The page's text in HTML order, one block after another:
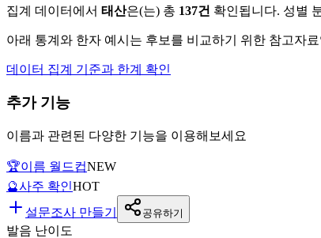
집계 데이터에서 태산은(는) 총 137건 확인됩니다. 성별
아래 통계와 한자 예시는 후보를 비교하기 위한 참고자
데이터 집계 기준과 한계 확인
추가 기능
이름과 관련된 다양한 기능을 이용해보세요
🏆이름 월드컵NEW
🔮사주 확인HOT
설문조사 만들기
공유하기
발음 난이도